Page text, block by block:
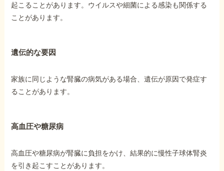
起こることがあります。ウイルスや細菌による感染も関係する
ことがあります。
遺伝的な要因
家族に同じような腎臓の病気がある場合、遺伝が原因で発症す
ることがあります。
高血圧や糖尿病
高血圧や糖尿病が腎臓に負担をかけ、結果的に慢性子球体腎炎
を引き起こすことがあります。